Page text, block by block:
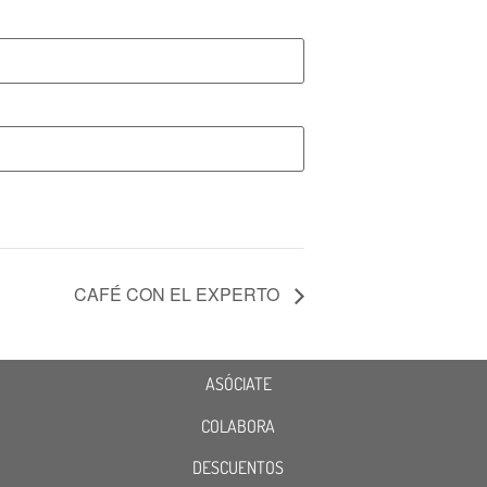
CAFÉ CON EL EXPERTO
ASÓCIATE
COLABORA
DESCUENTOS